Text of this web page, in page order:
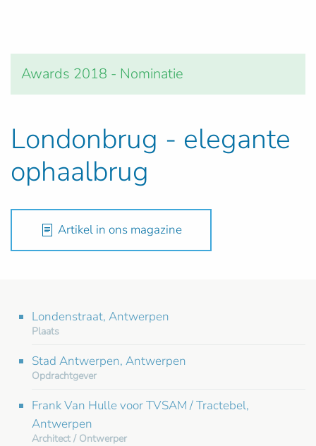
Awards 2018 - Nominatie
Londonbrug - elegante
ophaalbrug
Artikel in ons magazine
Londenstraat, Antwerpen
Plaats
Stad Antwerpen, Antwerpen
Opdrachtgever
Frank Van Hulle voor TVSAM / Tractebel,
Antwerpen
Architect / Ontwerper